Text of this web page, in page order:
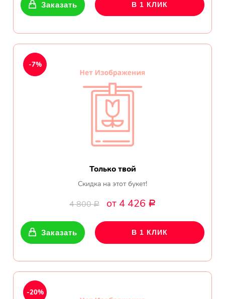
Заказать В 1 КЛИК
Только твой
Скидка на этот букет!
4 800Р от 4 426 Р
-7%
Заказать В 1 КЛИК
-20%